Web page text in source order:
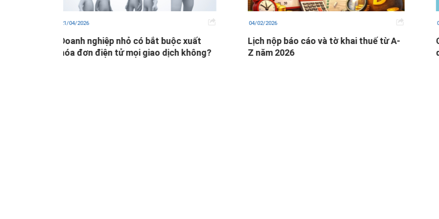
04/02/2026
Lịch nộp báo cáo và tờ khai thuế từ A-
Z năm 2026
05/03/2026
Cách quản trị dòng tiền hiệu quả cho
doanh nghiệp